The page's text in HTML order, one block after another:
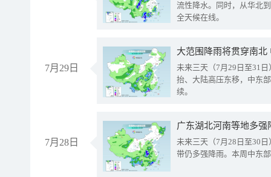
流性降水。同时，从华北
全天候在线。
7月29日
大范围降雨将贯穿南
未来三天（7月29日至31
抬、大陆高压东移，中东
续。
7月28日
广东湖北河南等地多
未来三天（7月28日至30
带仍多强降雨。本周中东